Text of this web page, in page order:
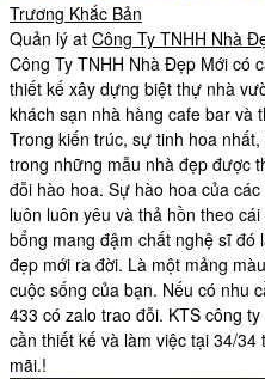
Trương Khắc Bản
Quản lý at Công Ty TNHH Nhà
Công Ty TNHH Nhà Đẹp Mới có
thiết kế xây dựng biệt thự nhà
khách sạn nhà hàng cafe bar và
Trong kiến trúc, sự tinh hoa
trong những mẫu nhà đẹp được
đỗi hào hoa. Sự hào hoa của
luôn luôn yêu và thả hồn theo
bổng mang đậm chất nghệ sĩ
đẹp mới ra đời. Là một mảng
cuộc sống của bạn. Nếu có nhu
433 có zalo trao đỗi. KTS công
cần thiết kế và làm việc tại 34/
mãi.!